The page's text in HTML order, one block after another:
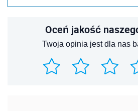
Oceń jakość
Twoja opinia jest dla nas